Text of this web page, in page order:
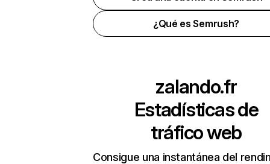
¿Qué es Semrush?
zalando.fr
Estadísticas de
tráfico web
Consigue una instantánea del